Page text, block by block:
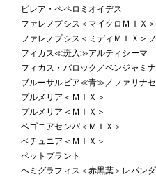
ピレア・ペペロミオイデス
ファレノプシス＜マイクロＭＩＸ
ファレノプシス＜ミディＭＩＸ＞
フィカス≪斑入≫アルティシーマ
フィカス・バロック／ベンジャミ
ブルーサルビア≪青≫／ファリナ
プルメリア＜ＭＩＸ＞
プルメリア＜ＭＩＸ＞
ベゴニアセンパ＜ＭＩ
ペチュニア＜ＭＩＸ＞
ペットプラント
ヘミグラフィス＜赤黒葉＞レパン